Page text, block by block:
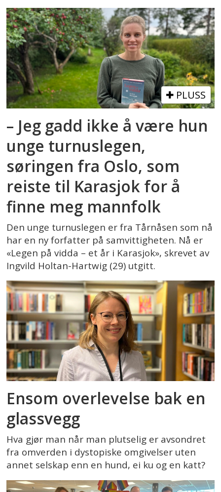
PLUSS
– Jeg gadd ikke å være hun
unge turnuslegen,
søringen fra Oslo, som
reiste til Karasjok for å
finne meg mannfolk
Den unge turnuslegen er fra Tårnåsen som nå
har en ny forfatter på samvittigheten. Nå er
«Legen på vidda – et år i Karasjok», skrevet av
Ingvild Holtan-Hartwig (29) utgitt.
Ensom overlevelse bak en
glassvegg
Hva gjør man når man plutselig er avsondret
fra omverden i dystopiske omgivelser uten
annet selskap enn en hund, ei ku og en katt?